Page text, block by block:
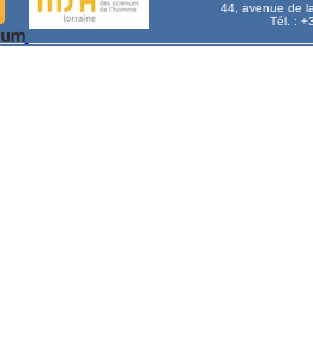
44, avenue de
Tél. :